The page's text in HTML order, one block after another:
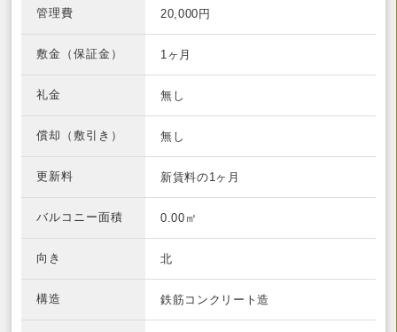
管理費 20,000円
敷金（保証金） 1ヶ月
礼金 無し
償却（敷引き） 無し
更新料 新賃料の1ヶ月
バルコニー面積 0.00㎡
向き 北
構造 鉄筋コンクリート造